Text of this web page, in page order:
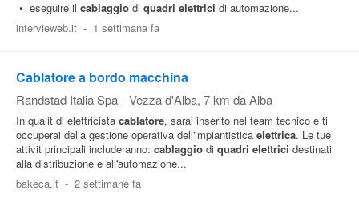
• eseguire il cablaggio di quadri elettrici di automazione...
intervieweb.it - 1 settimana fa
Cablatore a bordo macchina
Randstad Italia Spa - Vezza d'Alba, 7 km da Alba
In qualit di elettricista cablatore, sarai inserito nel team tecnico e ti
occuperai della gestione operativa dell'impiantistica elettrica. Le tue
attivit principali includeranno: cablaggio di quadri elettrici destinati
alla distribuzione e all'automazione...
bakeca.it - 2 settimane fa